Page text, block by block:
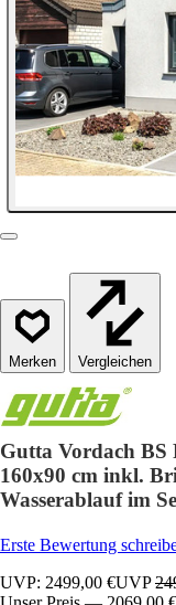
Vergleichen
Gutta Vordach BS
160x90 cm inkl.
Wasserablauf im
Erste Bewertung
UVP: 2499,00 €UVP